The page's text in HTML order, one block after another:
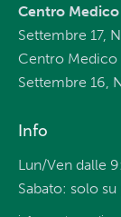
Centro
Settembre 17,
Centro Medico
Settembre 16,
Info
Lun/Ven dalle
Sabato: solo